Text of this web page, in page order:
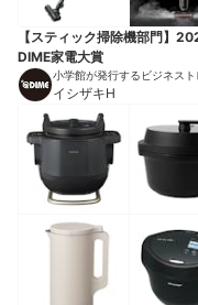
【スティック掃除機部門】
DIME家電大賞
小学館が発行するビジネスト
ガジン
イシザキH